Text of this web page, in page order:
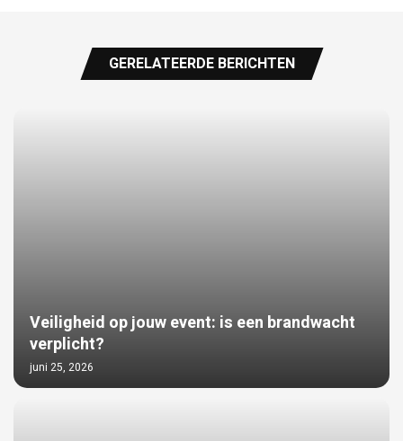
GERELATEERDE BERICHTEN
Veiligheid op jouw event: is een brandwacht
verplicht?
juni 25, 2026